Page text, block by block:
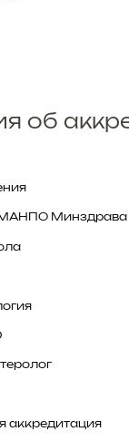
об
Минздрава
аккредитация